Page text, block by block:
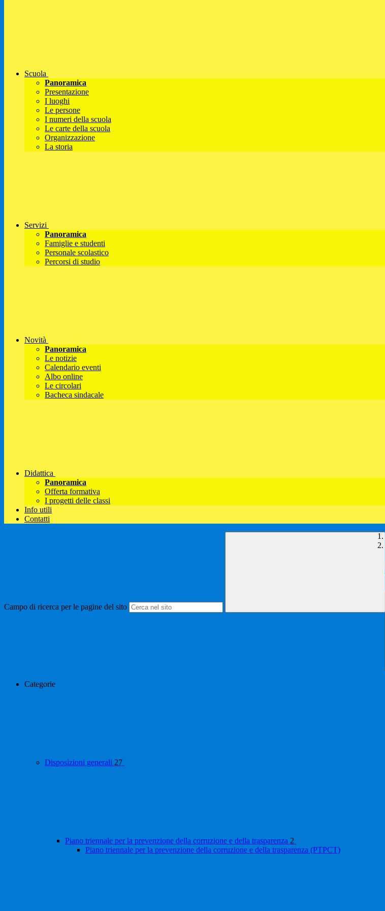
Scuola
Panoramica
Presentazione
I luoghi
Le persone
I numeri della scuola
Le carte della scuola
Organizzazione
La storia
Servizi
Panoramica
Famiglie e studenti
Personale scolastico
Percorsi di studio
Novità
Panoramica
Le notizie
Calendario eventi
Albo online
Le circolari
Bacheca sindacale
Didattica
Panoramica
Offerta formativa
I progetti delle classi
Info utili
Contatti
Campo di ricerca per le pagine del sito
Categorie
Disposizioni generali 27
Piano triennale per la prevenzione della corruzione e della trasparenza 2
Piano triennale per la prevenzione della corruzione e della trasparenza (PTPCT)